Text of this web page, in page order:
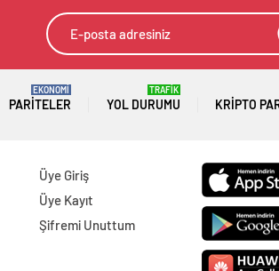
korkuyorsun?
PARITELER
EKONOMİ
YOL DURUMU
TRAFİK
KRIPTO
Üye Giriş
Üye Kayıt
Şifremi Unuttum